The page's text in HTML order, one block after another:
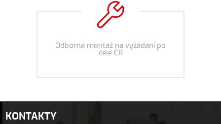
Odborná montáž na vyžádání po
celé ČR
KONTAKTY